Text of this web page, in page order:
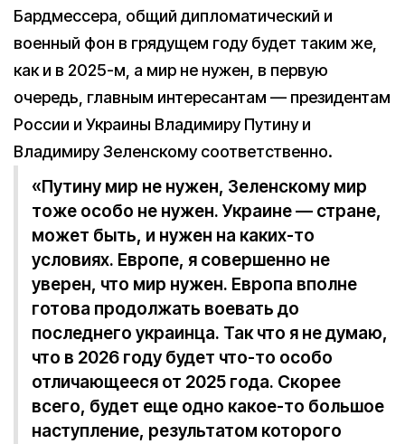
Бардмессера, общий дипломатический и
военный фон в грядущем году будет таким же,
как и в 2025-м, а мир не нужен, в первую
очередь, главным интересантам — президентам
России и Украины Владимиру Путину и
Владимиру Зеленскому соответственно.
«Путину мир не нужен, Зеленскому мир
тоже особо не нужен. Украине — стране,
может быть, и нужен на каких-то
условиях. Европе, я совершенно не
уверен, что мир нужен. Европа вполне
готова продолжать воевать до
последнего украинца. Так что я не думаю,
что в 2026 году будет что-то особо
отличающееся от 2025 года. Скорее
всего, будет еще одно какое-то большое
наступление, результатом которого